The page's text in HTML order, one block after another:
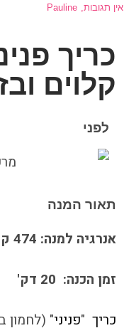
אין תגובות Pauline
כריך
קלוים
לפני
תאור המנה
אנרגיה למנה: 474 קק"ל
זמן הכנה: 20 דק'
כריך "פניני" (לחמון